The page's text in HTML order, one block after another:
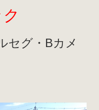
セグ・Bカメ